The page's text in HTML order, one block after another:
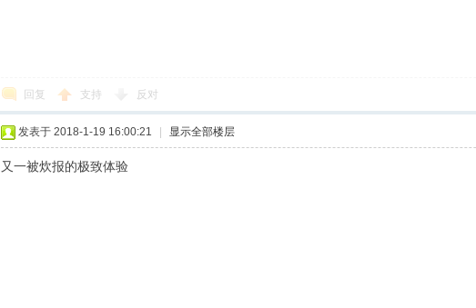
回复 支持 反对
发表于 2018-1-19 16:00:21 显示全部楼层
又一被炊报的极致体验